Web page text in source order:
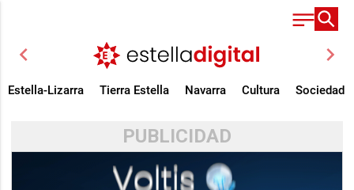
chevron_left chevron_right
Estella-Lizarra Tierra Estella Navarra Cultura Sociedad
PUBLICIDAD